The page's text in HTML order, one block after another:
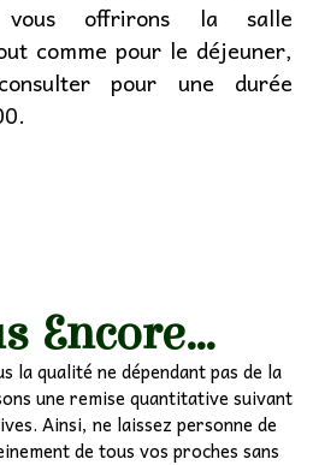
offrirons la salle
comme pour le déjeuner,
pour une durée
Encore...
la qualité ne dépendant pas de la
une remise quantitative suivant
Ainsi, ne laissez personne de
de tous vos proches sans